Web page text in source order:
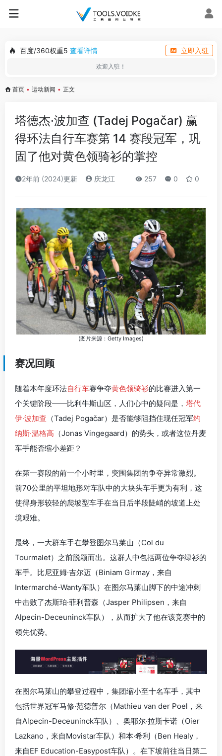
百度/360权重5 查看详情 立即入驻
欢迎入驻！
首页 • 运动新闻 • 正文
塔德杰·波加查 (Tadej Pogačar) 赢
得环法自行车赛第 14 赛段冠军，巩
固了他对黄色领骑衫的掌控
2年前 (2024)更新 庆龙江 257 0 0
(图片来源：Getty Images)
赛况回顾
随着本年度环法自行车赛争夺黄色领骑衫的比赛进入第一
个关键阶段——比利牛斯山区，人们心中的疑问是， 塔代
伊·波加查 （Tadej Pogačar）是否能够阻挡住现任冠军约
纳斯·温格高 （Jonas Vingegaard）的势头，或者这位丹麦
车手能否缩小差距？
在第一赛段的前一个小时里，突围集团的争夺异常激烈。
前70公里的平坦地形对车队中的大块头车手更为有利，这
使得身形较轻的爬坡型车手在当日后半段陡峭的坡道上处
境艰难。
最终，一大群车手在攀登图尔马莱山（Col du
Tourmalet）之前脱颖而出。这群人中包括两位争夺绿衫的
车手。比尼亚姆·吉尔迈（Biniam Girmay，来自
Intermarché-Wanty车队）在图尔马莱山脚下的中途冲刺
中击败了杰斯珀·菲利普森（Jasper Philipsen，来自
Alpecin-Deceuninck车队），从而扩大了他在该竞赛中的
领先优势。
在图尔马莱山的攀登过程中，集团缩小至十名车手，其中
包括世界冠军马修·范德普尔（Mathieu van der Poel，来
自Alpecin-Deceuninck车队）、奥耶尔·拉斯卡诺（Oier
Lazkano，来自Movistar车队）和本·希利（Ben Healy，
来自EF Education-Easypost车队）。在下坡前往当日第二